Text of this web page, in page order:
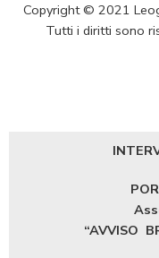
Copyright © 2021
Tutti i diritti sono
“AVVISO